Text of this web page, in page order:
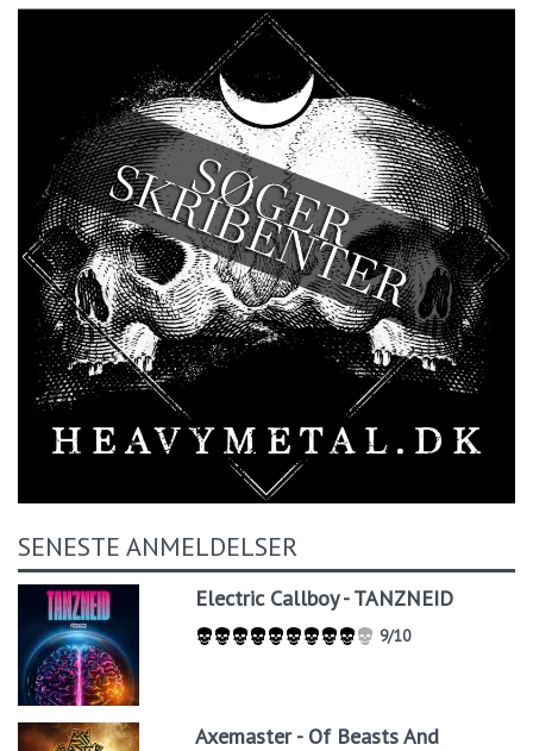
SENESTE ANMELDELSER
Electric Callboy - TANZNEID
9/10
Axemaster - Of Beasts And